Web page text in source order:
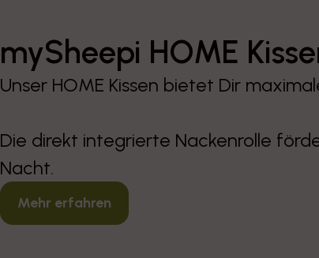
mySheepi HOME
Unser HOME Kissen bietet Dir
Die direkt integrierte Nackenrolle
Nacht.
Mehr erfahren